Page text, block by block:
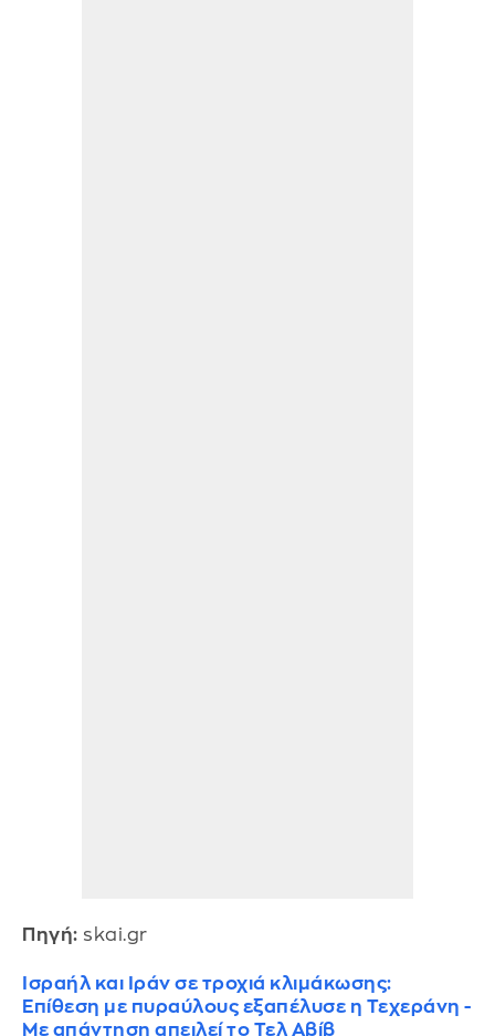
Πηγή: skai.gr
Ισραήλ και Ιράν σε τροχιά κλιμάκωσης:
Επίθεση με πυραύλους εξαπέλυσε η Τεχεράνη -
Με απάντηση απειλεί το Τελ Αβίβ